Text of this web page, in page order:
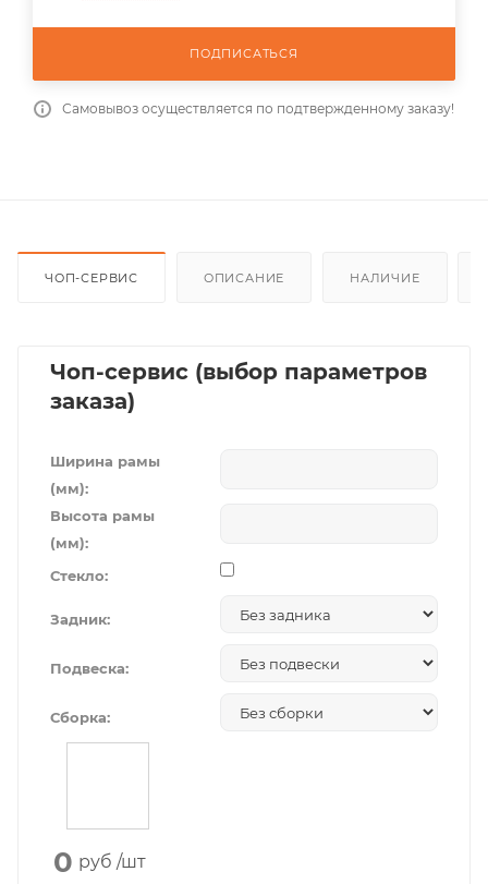
ПОДПИСАТЬСЯ
Самовывоз осуществляется по подтвержденному заказу!
ЧОП-СЕРВИС ОПИСАНИЕ НАЛИЧИЕ
Чоп-сервис (выбор параметров
заказа)
Ширина рамы
(мм):
Высота рамы
(мм):
Стекло:
Задник:
Подвеска:
Сборка:
0 руб /шт